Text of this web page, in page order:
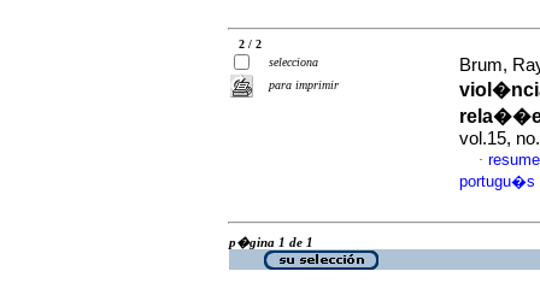
2 / 2
selecciona
para imprimir
Brum,
vol.15,
·
portugu�s
p�gina 1 de 1